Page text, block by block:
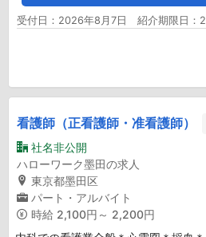
受付日：2026年8月7日 紹介期限日：
看護師（正看護師・准看護師）
社名非公開
ハローワーク墨田の求人
東京都墨田区
パート・アルバイト
時給 2,100円～ 2,200円